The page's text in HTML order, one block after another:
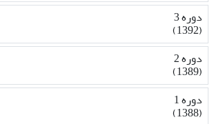
دوره 3
(1392)
دوره 2
(1389)
دوره 1
(1388)